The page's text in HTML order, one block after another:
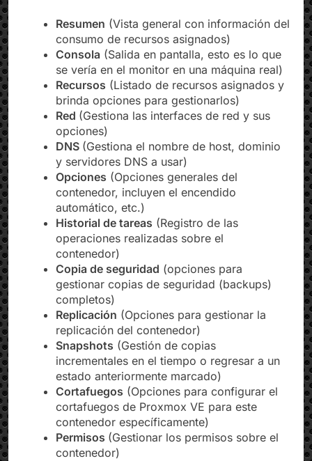
Resumen (Vista general con información del
consumo de recursos asignados)
Consola (Salida en pantalla, esto es lo que
se vería en el monitor en una máquina real)
Recursos (Listado de recursos asignados y
brinda opciones para gestionarlos)
Red (Gestiona las interfaces de red y sus
opciones)
DNS (Gestiona el nombre de host, dominio
y servidores DNS a usar)
Opciones (Opciones generales del
contenedor, incluyen el encendido
automático, etc.)
Historial de tareas (Registro de las
operaciones realizadas sobre el
contenedor)
Copia de seguridad (opciones para
gestionar copias de seguridad (backups)
completos)
Replicación (Opciones para gestionar la
replicación del contenedor)
Snapshots (Gestión de copias
incrementales en el tiempo o regresar a un
estado anteriormente marcado)
Cortafuegos (Opciones para configurar el
cortafuegos de Proxmox VE para este
contenedor específicamente)
Permisos (Gestionar los permisos sobre el
contenedor)